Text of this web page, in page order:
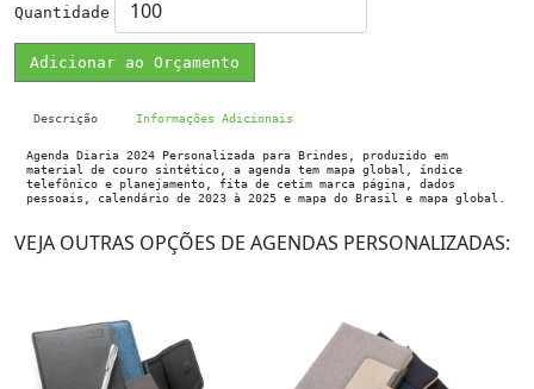
Quantidade
Adicionar ao Orçamento
Descrição Informações Adicionais
Agenda Diaria 2024 Personalizada para Brindes, produzido em
material de couro sintético, a agenda tem mapa global, índice
telefônico e planejamento, fita de cetim marca página, dados
pessoais, calendário de 2023 à 2025 e mapa do Brasil e mapa global.
VEJA OUTRAS OPÇÕES DE AGENDAS PERSONALIZADAS: